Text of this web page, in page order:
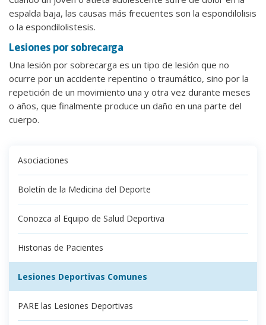
espalda baja, las causas más frecuentes son la espondilolisis
o la espondilolistesis.
Lesiones por sobrecarga
Una lesión por sobrecarga es un tipo de lesión que no
ocurre por un accidente repentino o traumático, sino por la
repetición de un movimiento una y otra vez durante meses
o años, que finalmente produce un daño en una parte del
cuerpo.
Asociaciones
Boletín de la Medicina del Deporte
Conozca al Equipo de Salud Deportiva
Historias de Pacientes
Lesiones Deportivas Comunes
PARE las Lesiones Deportivas